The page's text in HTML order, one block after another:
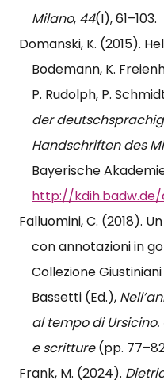
Milano, 44(I), 61–103.
Domanski, K. (2015).
Bodemann, K.
P. Rudolph, P.
der
Handschriften des
Bayerische
http://
Falluomini, C. (2018).
con annotazioni in
Collezione Giustiniani
Bassetti (Ed.),
al tempo di
e scritture(pp.
Frank, M. (2024).